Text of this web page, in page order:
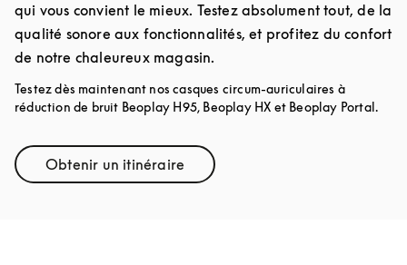
qui vous convient le mieux. Testez absolument tout, de la
qualité sonore aux fonctionnalités, et profitez du confort
de notre chaleureux magasin.
Testez dès maintenant nos casques circum-auriculaires à
réduction de bruit Beoplay H95, Beoplay HX et Beoplay Portal.
Obtenir un itinéraireLink Opens in New Tab